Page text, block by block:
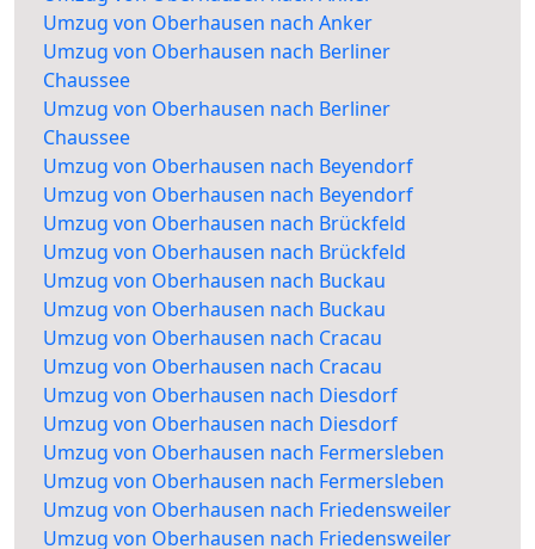
Umzug von Oberhausen nach Anker
Umzug von Oberhausen nach Berliner
Chaussee
Umzug von Oberhausen nach Berliner
Chaussee
Umzug von Oberhausen nach Beyendorf
Umzug von Oberhausen nach Beyendorf
Umzug von Oberhausen nach Brückfeld
Umzug von Oberhausen nach Brückfeld
Umzug von Oberhausen nach Buckau
Umzug von Oberhausen nach Buckau
Umzug von Oberhausen nach Cracau
Umzug von Oberhausen nach Cracau
Umzug von Oberhausen nach Diesdorf
Umzug von Oberhausen nach Diesdorf
Umzug von Oberhausen nach Fermersleben
Umzug von Oberhausen nach Fermersleben
Umzug von Oberhausen nach Friedensweiler
Umzug von Oberhausen nach Friedensweiler